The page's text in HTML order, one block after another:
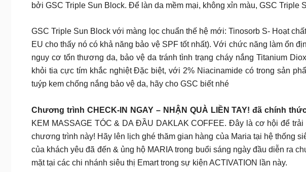
bởi GSC Triple Sun Block. Để làn da mềm mại, không xỉn màu, GSC Triple
GSC Triple Sun Block với màng lọc chuẩn thế hệ mới: Tinosorb S- Hoạt
EU cho thấy nó có khả năng bảo vệ SPF tốt nhất). Với chức năng làm ổn
nguy cơ tổn thương da, bảo vệ da tránh tình trạng cháy nắng Titanium
khỏi tia cực tím khắc nghiệt Đặc biệt, với 2% Niacinamide có trong sản
tuýp kem chống nắng bảo vệ da, hãy cho GSC biết nhé
Chương trình CHECK-IN NGAY – NHẬN QUÀ LIỀN TAY! đã chính
KEM MASSAGE TÓC & DA ĐẦU DAKLAK COFFEE. Đây là cơ hội để
chương trình này! Hãy lên lịch ghé thăm gian hàng của Maria tại hệ thống
của khách yêu đã đến & ủng hộ MARIA trong buổi sáng ngày đầu diễn ra
mặt tại các chi nhánh siêu thị Emart trong sự kiện ACTIVATION lần này.